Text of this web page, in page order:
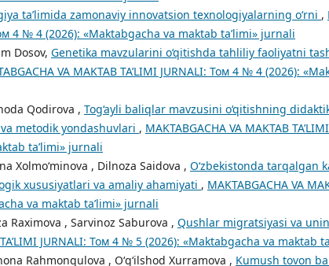
ta’limida zamonaviy innovatsion texnologiyalarning o‘rni ,
4 № 4 (2026): «Maktabgacha va maktab ta’limi» jurnali
Dosov, Genetika mavzularini o‘qitishda tahliliy faoliyatni
VA MAKTAB TA’LIMI JURNALI: Том 4 № 4 (2026):
Qodirova , Tog‘ayli baliqlar mavzusini o‘qitishning
metodik yondashuvlari , MAKTABGACHA VA MAKTAB
ta’limi» jurnali
Xolmo‘minova , Dilnoza Saidova , O‘zbekistonda tarqalgan
xususiyatlari va amaliy ahamiyati , MAKTABGACHA VA
va maktab ta’limi» jurnali
Raximova , Sarvinoz Saburova , Qushlar migratsiyasi va
TA’LIMI JURNALI: Том 4 № 5 (2026): «Maktabgacha va maktab
Rahmonqulova , O‘g‘ilshod Xurramova , Kumush tovon